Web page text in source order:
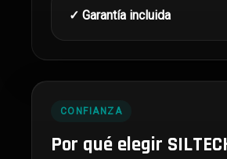
✓ Garantía incluida
CONFIANZA
Por qué elegir